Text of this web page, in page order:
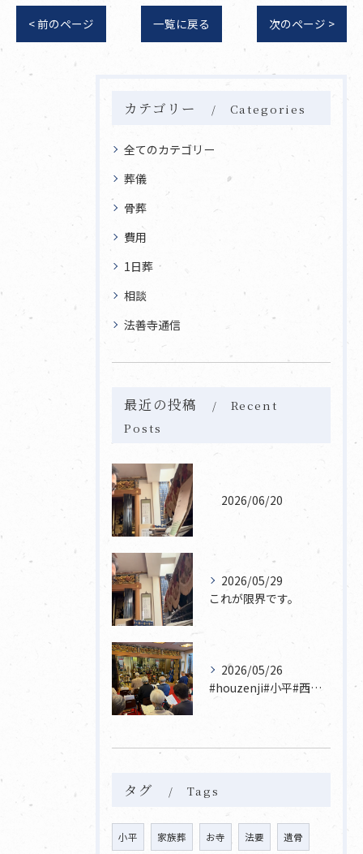
< 前のページ 一覧に戻る 次のページ >
カテゴリー Categories
全てのカテゴリー
葬儀
骨葬
費用
1日葬
相談
法善寺通信
最近の投稿
Recent
Posts
2026/06/20
2026/05/29
これが限界です。
2026/05/26
#houzenji#小平#西東京市#東村山#立川市国分寺市寺...
タグ Tags
小平 家族葬 お寺 法要 遺骨